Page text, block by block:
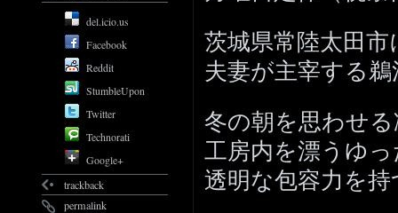
del.icio.us
Facebook
Reddit
StumbleUpon
Twitter
Technorati
Google+
trackback
permalink
茨城県常陸太田
夫妻が主宰する
冬の朝を思わせ
工房内を漂うゆ
透明な包容力を